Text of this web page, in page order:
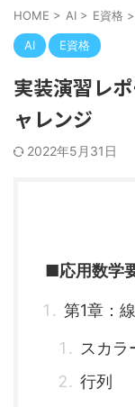
HOME > AI > E資格 >
AI E資格
実装演習レ
ャレンジ
2022年5月31日
■応用数学
第1章：
スカラ
行列